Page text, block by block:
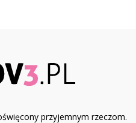
przyjemnym rzeczom.